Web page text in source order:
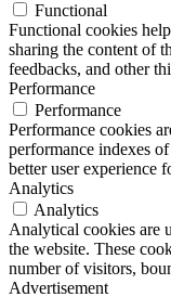
Functional
Functional cookies
sharing the content of
feedbacks, and other
Performance
Performance
Performance cookies
performance indexes
better user experience
Analytics
Analytics
Analytical cookies are
the website. These
number of visitors,
Advertisement